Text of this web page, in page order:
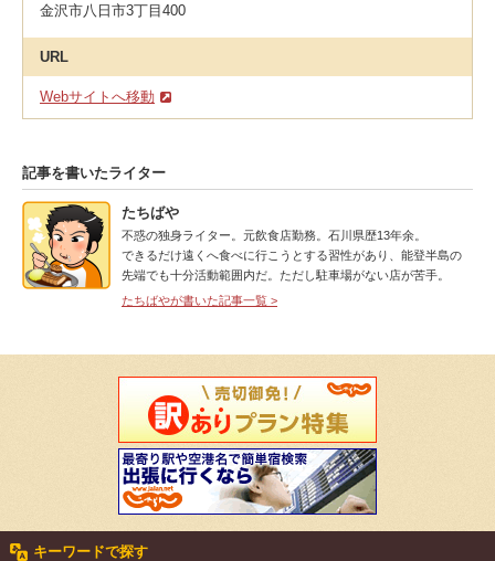
金沢市八日市3丁目400
URL
Webサイトへ移動
記事を書いたライター
たちばや
不惑の独身ライター。元飲食店勤務。石川県歴13年余。
できるだけ遠くへ食べに行こうとする習性があり、能登半島の
先端でも十分活動範囲内だ。ただし駐車場がない店が苦手。
たちばやが書いた記事一覧 >
キーワードで探す